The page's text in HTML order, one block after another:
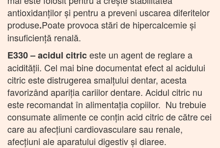
antioxidanţilor şi pentru a preveni uscarea diferitelor
produse.Poate provoca stări de hipercalcemie şi
insuficienţă renală.
E330 –acidul citriceste un agent de reglare a
acidității. Cel mai bine documentat efect al acidului
citric este distrugerea smalţului dentar, acesta
favorizând apariţia cariilor dentare. Acidul citric nu
este recomandat în alimentaţia copiilor. Nu trebuie
consumate alimente ce conţin acid citric de către cei
care au afecţiuni cardiovasculare sau renale,
afecţiuni ale aparatului digestiv şi diaree.